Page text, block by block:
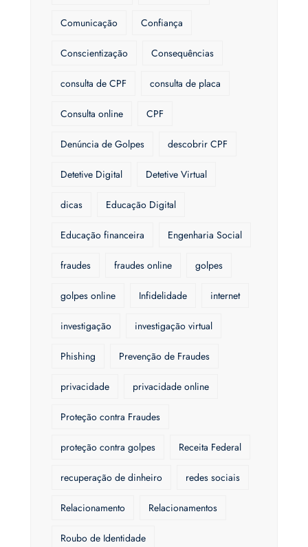
Comunicação Confiança
Conscientização Consequências
consulta de CPF consulta de placa
Consulta online CPF
Denúncia de Golpes descobrir CPF
Detetive Digital Detetive Virtual
dicas Educação Digital
Educação financeira Engenharia Social
fraudes fraudes online golpes
golpes online Infidelidade internet
investigação investigação virtual
Phishing Prevenção de Fraudes
privacidade privacidade online
Proteção contra Fraudes
proteção contra golpes Receita Federal
recuperação de dinheiro redes sociais
Relacionamento Relacionamentos
Roubo de Identidade